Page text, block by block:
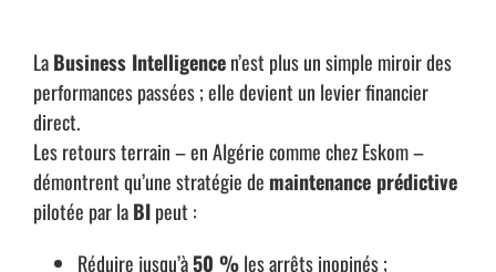
LaBusiness Intelligencen’est plus un simple miroir des
performances passées ; elle devient un levier financier
direct.
Les retours terrain – en Algérie comme chez Eskom –
démontrent qu’une stratégie de maintenance prédictive
pilotée par laBIpeut :
Réduire jusqu’à50 %les arrêts inopinés ;